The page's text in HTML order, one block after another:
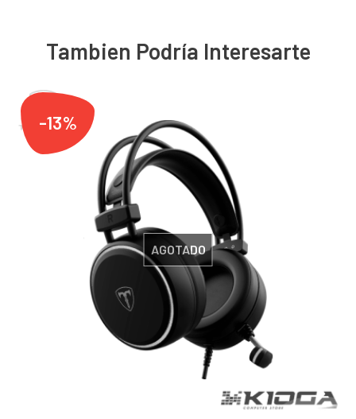
Tambien Podría Interesarte
-13%
AGOTADO